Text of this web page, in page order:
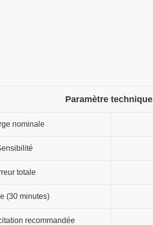
Paramètre technique
nominale
totale
(30 minutes)
recommandée